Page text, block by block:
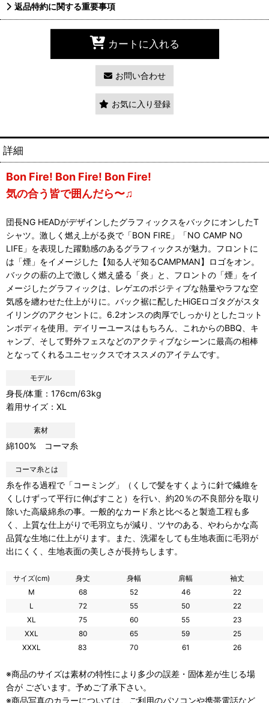
返品特約に関する重要事項
カートに入れる
お問い合わせ
お気に入り登録
詳細
Bon Fire! Bon Fire! Bon Fire!
気の合う皆で囲んだら〜♫
団長NG HEADがデザインしたグラフィックスをバックにオンしたT
シャツ。激しく燃え上がる炎で「BON FIRE」「NO CAMP NO
LIFE」を表現した躍動感のあるグラフィックスが魅力。フロントに
は「煙」をイメージした【知る人ぞ知るCAMPMAN】ロゴをオン。
バックの薪の上で激しく燃え盛る「炎」と、フロントの「煙」をイ
メージしたグラフィックは、レゲエのポジティブな熱量やラフな空
気感を纏わせた仕上がりに。バック裾に配したHiGEロゴタグがスタ
イリングのアクセントに。6.2オンスの肉厚でしっかりとしたコット
ンボディを使用。デイリーユースはもちろん、これからのBBQ、キ
ャンプ、そして野外フェスなどのアクティブなシーンに最高の相棒
となってくれるユニセックスでオススメのアイテムです。
モデル
身長/体重：176cm/63kg
着用サイズ：XL
素材
綿100% コーマ糸
コーマ糸とは
糸を作る過程で「コーミング」（くしで髪をすくように針で繊維を
くしけずって平行に伸ばすこと）を行い、約20％の不良部分を取り
除いた高級綿糸の事。一般的なカード糸と比べると製造工程も多
く、上質な仕上がりで毛羽立ちが減り、ツヤのある、やわらかな高
品質な生地に仕上がります。また、洗濯をしても生地表面に毛羽が
出にくく、生地表面の美しさが長持ちします。
サイズ(cm) 身丈 身幅 肩幅
袖丈
M
68 52 46
22
L
72 55 50
22
XL
75 60 55
23
XXL
80 65 59
25
XXXL
83 70 61 26
※商品のサイズは素材の特性により多少の誤差・固体差が生じる場
合が ございます。予めご了承下さい。
※商品写真のカラーについては、ご利用のパソコンや携帯電話など